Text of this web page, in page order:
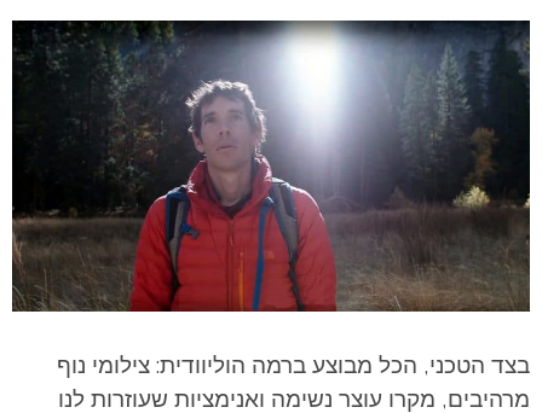
בצד הטכני, הכל מבוצע ברמה הוליוודית: צילומי נוף
מרהיבים, מקרו עוצר נשימה ואנימציות שעוזרות לנו